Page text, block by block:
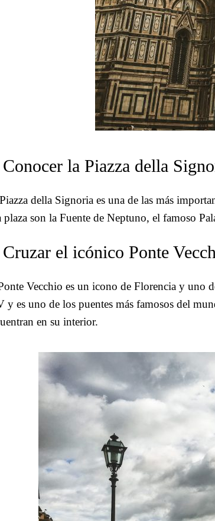
la Piazza della
della Signoria es una de las más
plaza son la Fuente de Neptuno, el famoso
el icónico Ponte
Vecchio es un icono de Florencia y uno
y es uno de los puentes más famosos del
en su interior.